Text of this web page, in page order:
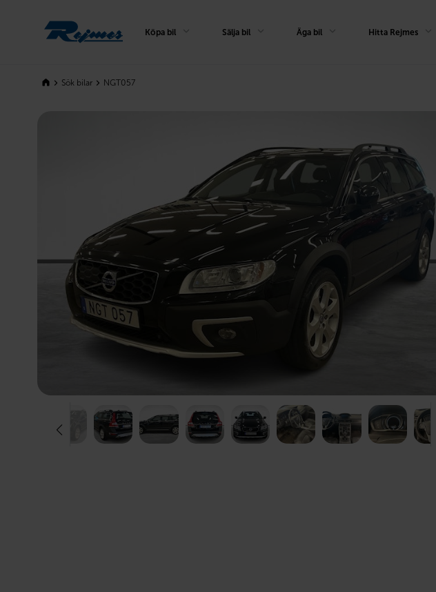
Köpa bil Sälja bil Äga bil Hitta Rejmes
Sök bilar NGT057